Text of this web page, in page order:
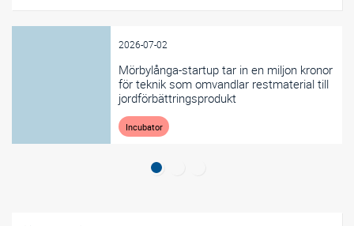
2026-07-02
Mörbylånga-startup tar in en miljon kronor
för teknik som omvandlar restmaterial till
jordförbättringsprodukt
Incubator